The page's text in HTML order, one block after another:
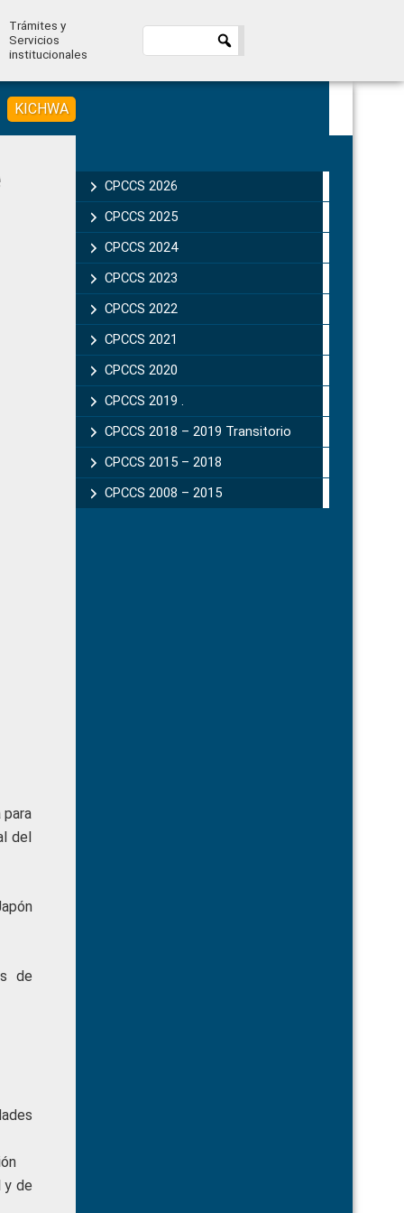
Trámites y
Servicios
institucionales
KICHWA
para
del
de
y de
Sidebar
CPCCS 2026
CPCCS 2025
CPCCS 2024
CPCCS 2023
CPCCS 2022
CPCCS 2021
CPCCS 2020
CPCCS 2019 .
CPCCS 2018 – 2019 Transitorio
CPCCS 2015 – 2018
CPCCS 2008 – 2015